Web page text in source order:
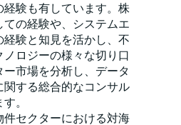
経験も有しています。株
の経験や、システムエ
経験と知見を活かし、不
ロジーの様々な切り口
市場を分析し、データ
する総合的なコンサル
。
セクターにおける対海